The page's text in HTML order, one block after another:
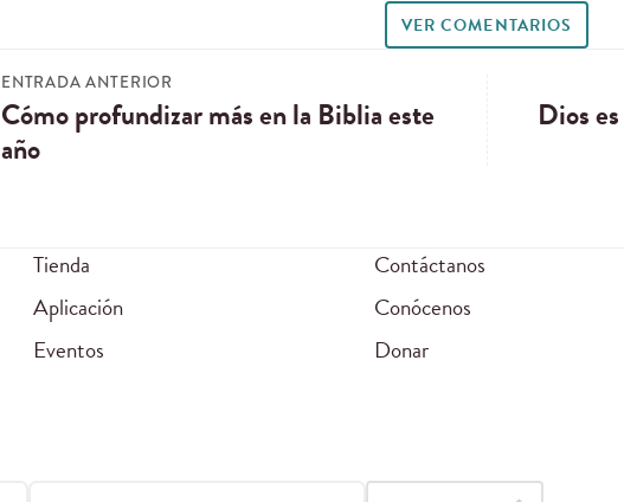
VER COMENTARIOS
ENTRADA ANTERIOR
Cómo profundizar más en la Biblia este
año
Dios
Tienda
Aplicación
Eventos
Contáctanos
Conócenos
Donar